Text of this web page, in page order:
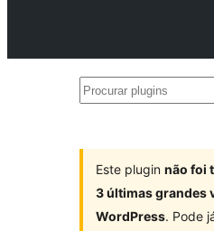
Procurar
Este plugin não foi
3 últimas grandes
WordPress. Pode